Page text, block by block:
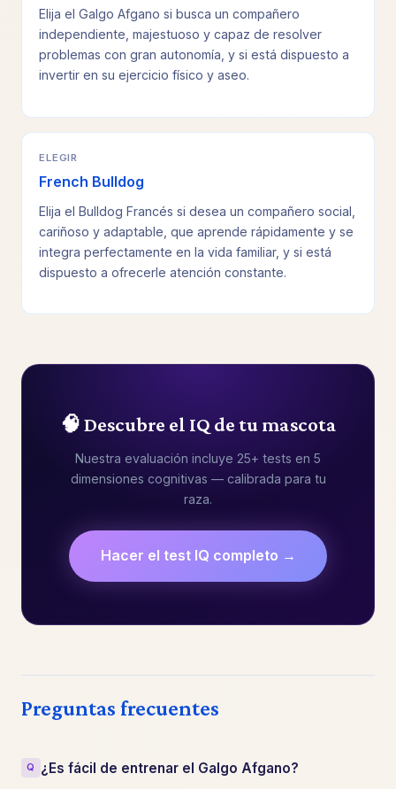
Elija el Galgo Afgano si busca un compañero
independiente, majestuoso y capaz de resolver
problemas con gran autonomía, y si está dispuesto a
invertir en su ejercicio físico y aseo.
ELEGIR
French Bulldog
Elija el Bulldog Francés si desea un compañero social,
cariñoso y adaptable, que aprende rápidamente y se
integra perfectamente en la vida familiar, y si está
dispuesto a ofrecerle atención constante.
🧠 Descubre el IQ de tu mascota
Nuestra evaluación incluye 25+ tests en 5
dimensiones cognitivas — calibrada para tu
raza.
Hacer el test IQ completo →
Preguntas frecuentes
¿Es fácil de entrenar el Galgo Afgano?